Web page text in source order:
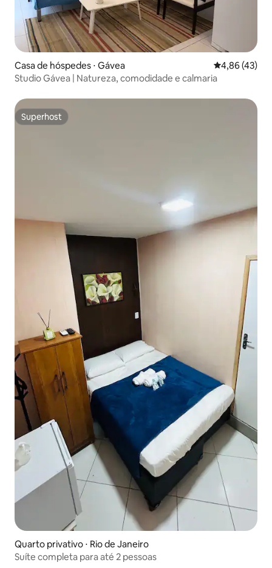
Casa de hóspedes ⋅ Gávea 4,86 de uma
4,86 (43)
Studio Gávea | Natureza, comodidade e calmaria
Superhost
Superhost
Quarto privativo ⋅ Rio de Janeiro
Suíte completa para até 2 pessoas